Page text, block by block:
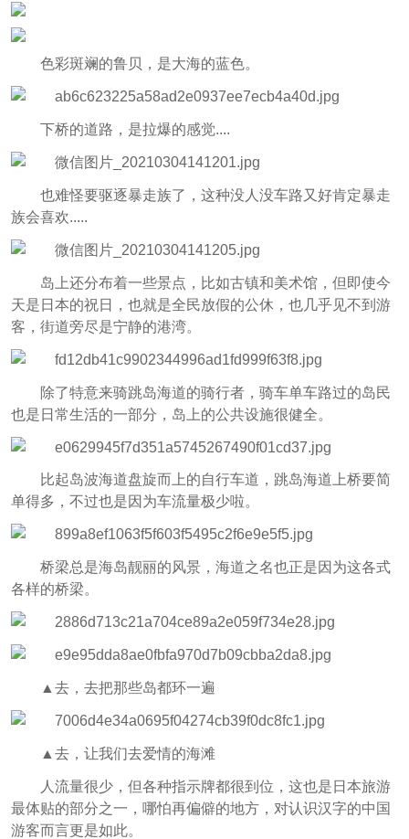
色彩斑斓的鲁贝，是大海的蓝色。
下桥的道路，是拉爆的感觉....
也难怪要驱逐暴走族了，这种没人没车路又好肯定暴走
族会喜欢.....
岛上还分布着一些景点，比如古镇和美术馆，但即使今
天是日本的祝日，也就是全民放假的公休，也几乎见不到游
客，街道旁尽是宁静的港湾。
除了特意来骑跳岛海道的骑行者，骑车单车路过的岛民
也是日常生活的一部分，岛上的公共设施很健全。
比起岛波海道盘旋而上的自行车道，跳岛海道上桥要简
单得多，不过也是因为车流量极少啦。
桥梁总是海岛靓丽的风景，海道之名也正是因为这各式
各样的桥梁。
▲去，去把那些岛都环一遍
▲去，让我们去爱情的海滩
人流量很少，但各种指示牌都很到位，这也是日本旅游
最体贴的部分之一，哪怕再偏僻的地方，对认识汉字的中国
游客而言更是如此。